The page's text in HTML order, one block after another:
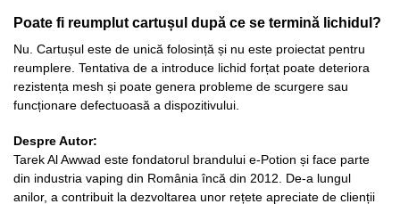
Poate fi reumplut cartușul după ce se termină lichidul?
Nu. Cartușul este de unică folosință și nu este proiectat pentru
reumplere. Tentativa de a introduce lichid forțat poate deteriora
rezistența mesh și poate genera probleme de scurgere sau
funcționare defectuoasă a dispozitivului.
Despre Autor:
Tarek Al Awwad este fondatorul brandului e-Potion și face parte
din industria vaping din România încă din 2012. De-a lungul
anilor, a contribuit la dezvoltarea unor rețete apreciate de clienții